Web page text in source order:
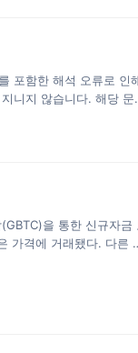
포함한 해석 오류로 인
니지 않습니다. 해당 문
파했습니다. 이에 따라
을 통한 신규자금
가격에 거래됐다. 다른
이더리움 신탁에도 역프